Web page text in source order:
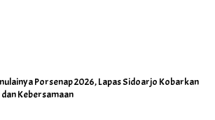
Porsenap 2026, Lapas Sidoarjo Kobarkan
Kebersamaan